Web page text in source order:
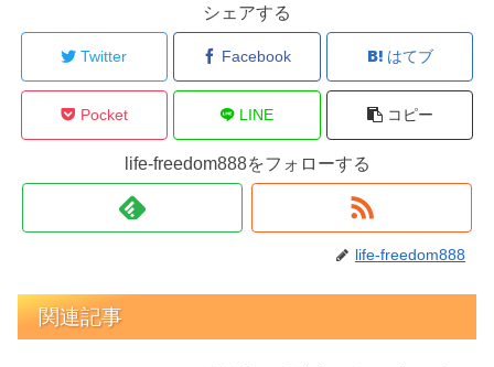
シェアする
Twitter Facebook はてブ
Pocket LINE コピー
life-freedom888をフォローする
life-freedom888
関連記事